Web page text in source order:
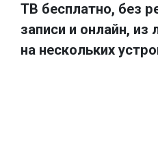
ТВ бесплатно, без
записи и онлайн,
на нескольких